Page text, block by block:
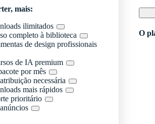
mais:
ilimitados
completo à biblioteca
de design profissionais
de IA premium
por mês
necessária
mais rápidos
prioritário
O